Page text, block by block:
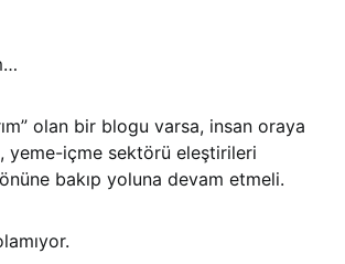
olan bir blogu varsa, insan oraya
yeme-içme sektörü eleştirileri
bakıp yoluna devam etmeli.